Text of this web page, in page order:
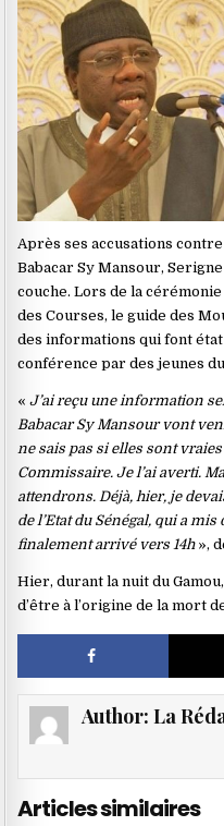
Après ses accusations
Babacar Sy Mansour,
couche. Lors de la
des Courses, le guide des
des informations qui font
conférence par des jeunes
«J’ai reçu une information
Babacar Sy Mansour vont
ne sais pas si elles sont
Commissaire. Je l’ai averti.
attendrons. Déjà, hier, je
de l’Etat du Sénégal, qui a
finalement arrivé vers 14h»,
Hier, durant la nuit du
d’être à l’origine de la mort
Author: La
Articles similaires